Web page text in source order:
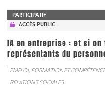
PARTICIPATIF
ACCÈS PUBLIC
IA en entreprise : et si
représentants du
EMPLOI, FORMATION ET
RELATIONS SOCIALES